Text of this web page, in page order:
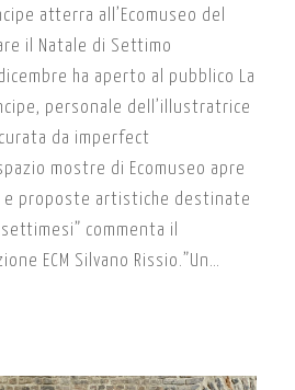
atterra all’Ecomuseo del
il Natale di Settimo
ha aperto al pubblico La
personale dell’illustratrice
da imperfect
mostre di Ecomuseo apre
e proposte artistiche destinate
commenta il
ECM Silvano Rissio.”Un…